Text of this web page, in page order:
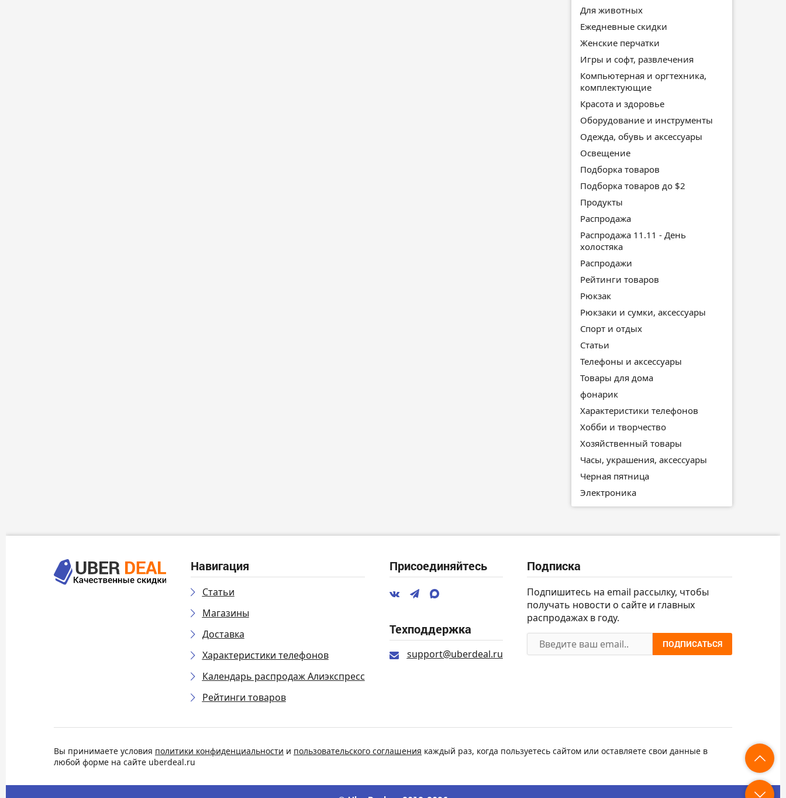
Для животных
Ежедневные скидки
Женские перчатки
Игры и софт, развлечения
Компьютерная и оргтехника,
комплектующие
Красота и здоровье
Оборудование и инструменты
Одежда, обувь и аксессуары
Освещение
Подборка товаров
Подборка товаров до $2
Продукты
Распродажа
Распродажа 11.11 - День
холостяка
Распродажи
Рейтинги товаров
Рюкзак
Рюкзаки и сумки, аксессуары
Спорт и отдых
Статьи
Телефоны и аксессуары
Товары для дома
фонарик
Характеристики телефонов
Хобби и творчество
Хозяйственный товары
Часы, украшения, аксессуары
Черная пятница
Электроника
Навигация
Статьи
Магазины
Доставка
Характеристики телефонов
Календарь распродаж Алиэкспресс
Рейтинги товаров
Присоединяйтесь
Техподдержка
support@uberdeal.ru
Подписка
Подпишитесь на email рассылку, чтобы
получать новости о сайте и главных
распродажах в году.
ПОДПИСАТЬСЯ
Вы принимаете условия политики конфиденциальности и пользовательского соглашения каждый раз, когда пользуетесь сайтом или оставляете свои данные в
любой форме на сайте uberdeal.ru